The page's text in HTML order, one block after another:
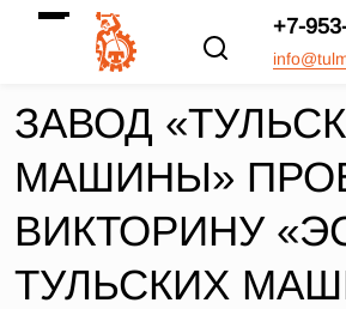
+7-
ЗАВОД
МАШИНЫ»
ВИКТОРИНУ
ТУЛЬСКИХ